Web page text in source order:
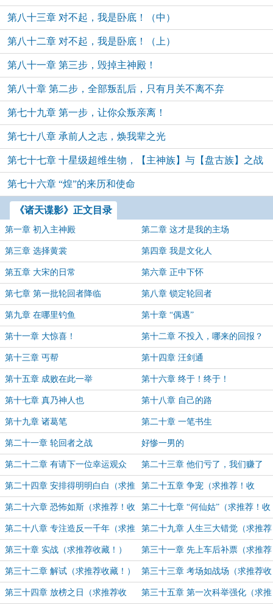
第八十三章 对不起，我是卧底！（中）
第八十二章 对不起，我是卧底！（上）
第八十一章 第三步，毁掉主神殿！
第八十章 第二步，全部叛乱后，只有月关不离不弃
第七十九章 第一步，让你众叛亲离！
第七十八章 承前人之志，焕我辈之光
第七十七章 十星级超维生物，【主神族】与【盘古族】之战
第七十六章 “煌”的来历和使命
《诸天谍影》正文目录
第一章 初入主神殿 第二章 这才是我的主场
第三章 选择黄裳 第四章 我是文化人
第五章 大宋的日常 第六章 正中下怀
第七章 第一批轮回者降临 第八章 锁定轮回者
第九章 在哪里钓鱼 第十章 “偶遇”
第十一章 大惊喜！ 第十二章 不投入，哪来的回报？
第十三章 丐帮 第十四章 汪剑通
第十五章 成败在此一举 第十六章 终于！终于！
第十七章 真乃神人也 第十八章 自己的路
第十九章 诸葛笔 第二十章 一笔书生
第二十一章 轮回者之战 好惨一男的
第二十二章 有请下一位幸运观众
（求推荐！收藏！）
第二十三章 他们亏了，我们赚了
（求推荐！收藏！）
第二十四章 安排得明明白白（求推
荐！收藏！）
第二十五章 争宠（求推荐！收
藏！）
第二十六章 恐怖如斯（求推荐！收
藏！）
第二十七章 “何仙姑”（求推荐！收
藏！）
第二十八章 专注造反一千年（求推
荐收藏！）
第二十九章 人生三大错觉（求推荐
收藏！）
第三十章 实战（求推荐收藏！） 第三十一章 先上车后补票（求推荐
收藏！）
第三十二章 解试（求推荐收藏！） 第三十三章 考场如战场（求推荐收
藏！）
第三十四章 放榜之日（求推荐收 第三十五章 第一次科举强化（求推